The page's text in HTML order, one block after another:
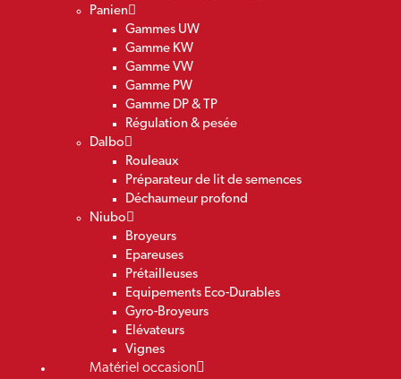
Panien
Gammes UW
Gamme KW
Gamme VW
Gamme PW
Gamme DP & TP
Régulation & pesée
Dalbo
Rouleaux
Préparateur de lit de semences
Déchaumeur profond
Niubo
Broyeurs
Epareuses
Prétailleuses
Equipements Eco-Durables
Gyro-Broyeurs
Elévateurs
Vignes
Matériel occasion